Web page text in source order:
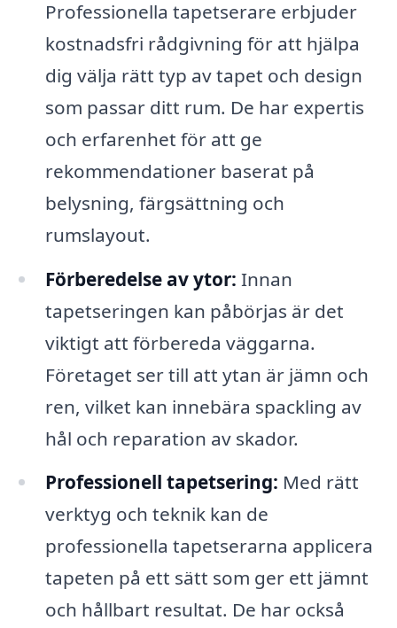
Professionella tapetserare erbjuder
kostnadsfri rådgivning för att hjälpa
dig välja rätt typ av tapet och design
som passar ditt rum. De har expertis
och erfarenhet för att ge
rekommendationer baserat på
belysning, färgsättning och
rumslayout.
Förberedelse av ytor: Innan
tapetseringen kan påbörjas är det
viktigt att förbereda väggarna.
Företaget ser till att ytan är jämn och
ren, vilket kan innebära spackling av
hål och reparation av skador.
Professionell tapetsering: Med rätt
verktyg och teknik kan de
professionella tapetserarna applicera
tapeten på ett sätt som ger ett jämnt
och hållbart resultat. De har också